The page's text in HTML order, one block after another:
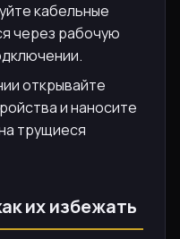
кабельные
через рабочую
открывайте
и наносите
трущиеся
их избежать